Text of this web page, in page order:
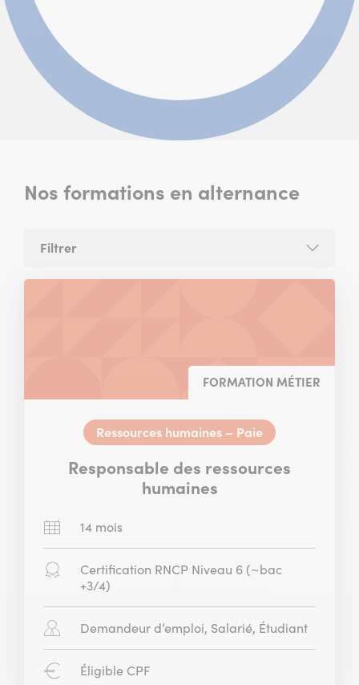
Nos formations en alternance
Filtrer
liste
FORMATION MÉTIER
Ressources humaines – Paie
Responsable des ressources
humaines
Durée 14 mois
DiplômeCertification RNCP Niveau 6 (~bac
+3/4)
Public Demandeur d’emploi, Salarié, Étudiant
CPF
Éligible CPF